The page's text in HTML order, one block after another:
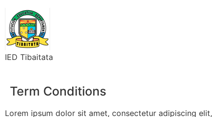
IED Tibaitata
Term Conditions
Lorem ipsum dolor sit amet, consectetur adipiscing elit,